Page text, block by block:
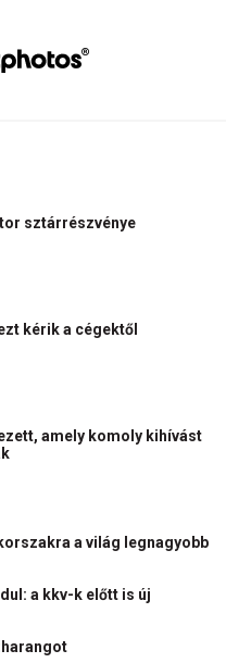
sztárrészvénye
kérik a cégektől
amely komoly kihívást
a világ legnagyobb
a kkv-k előtt is új